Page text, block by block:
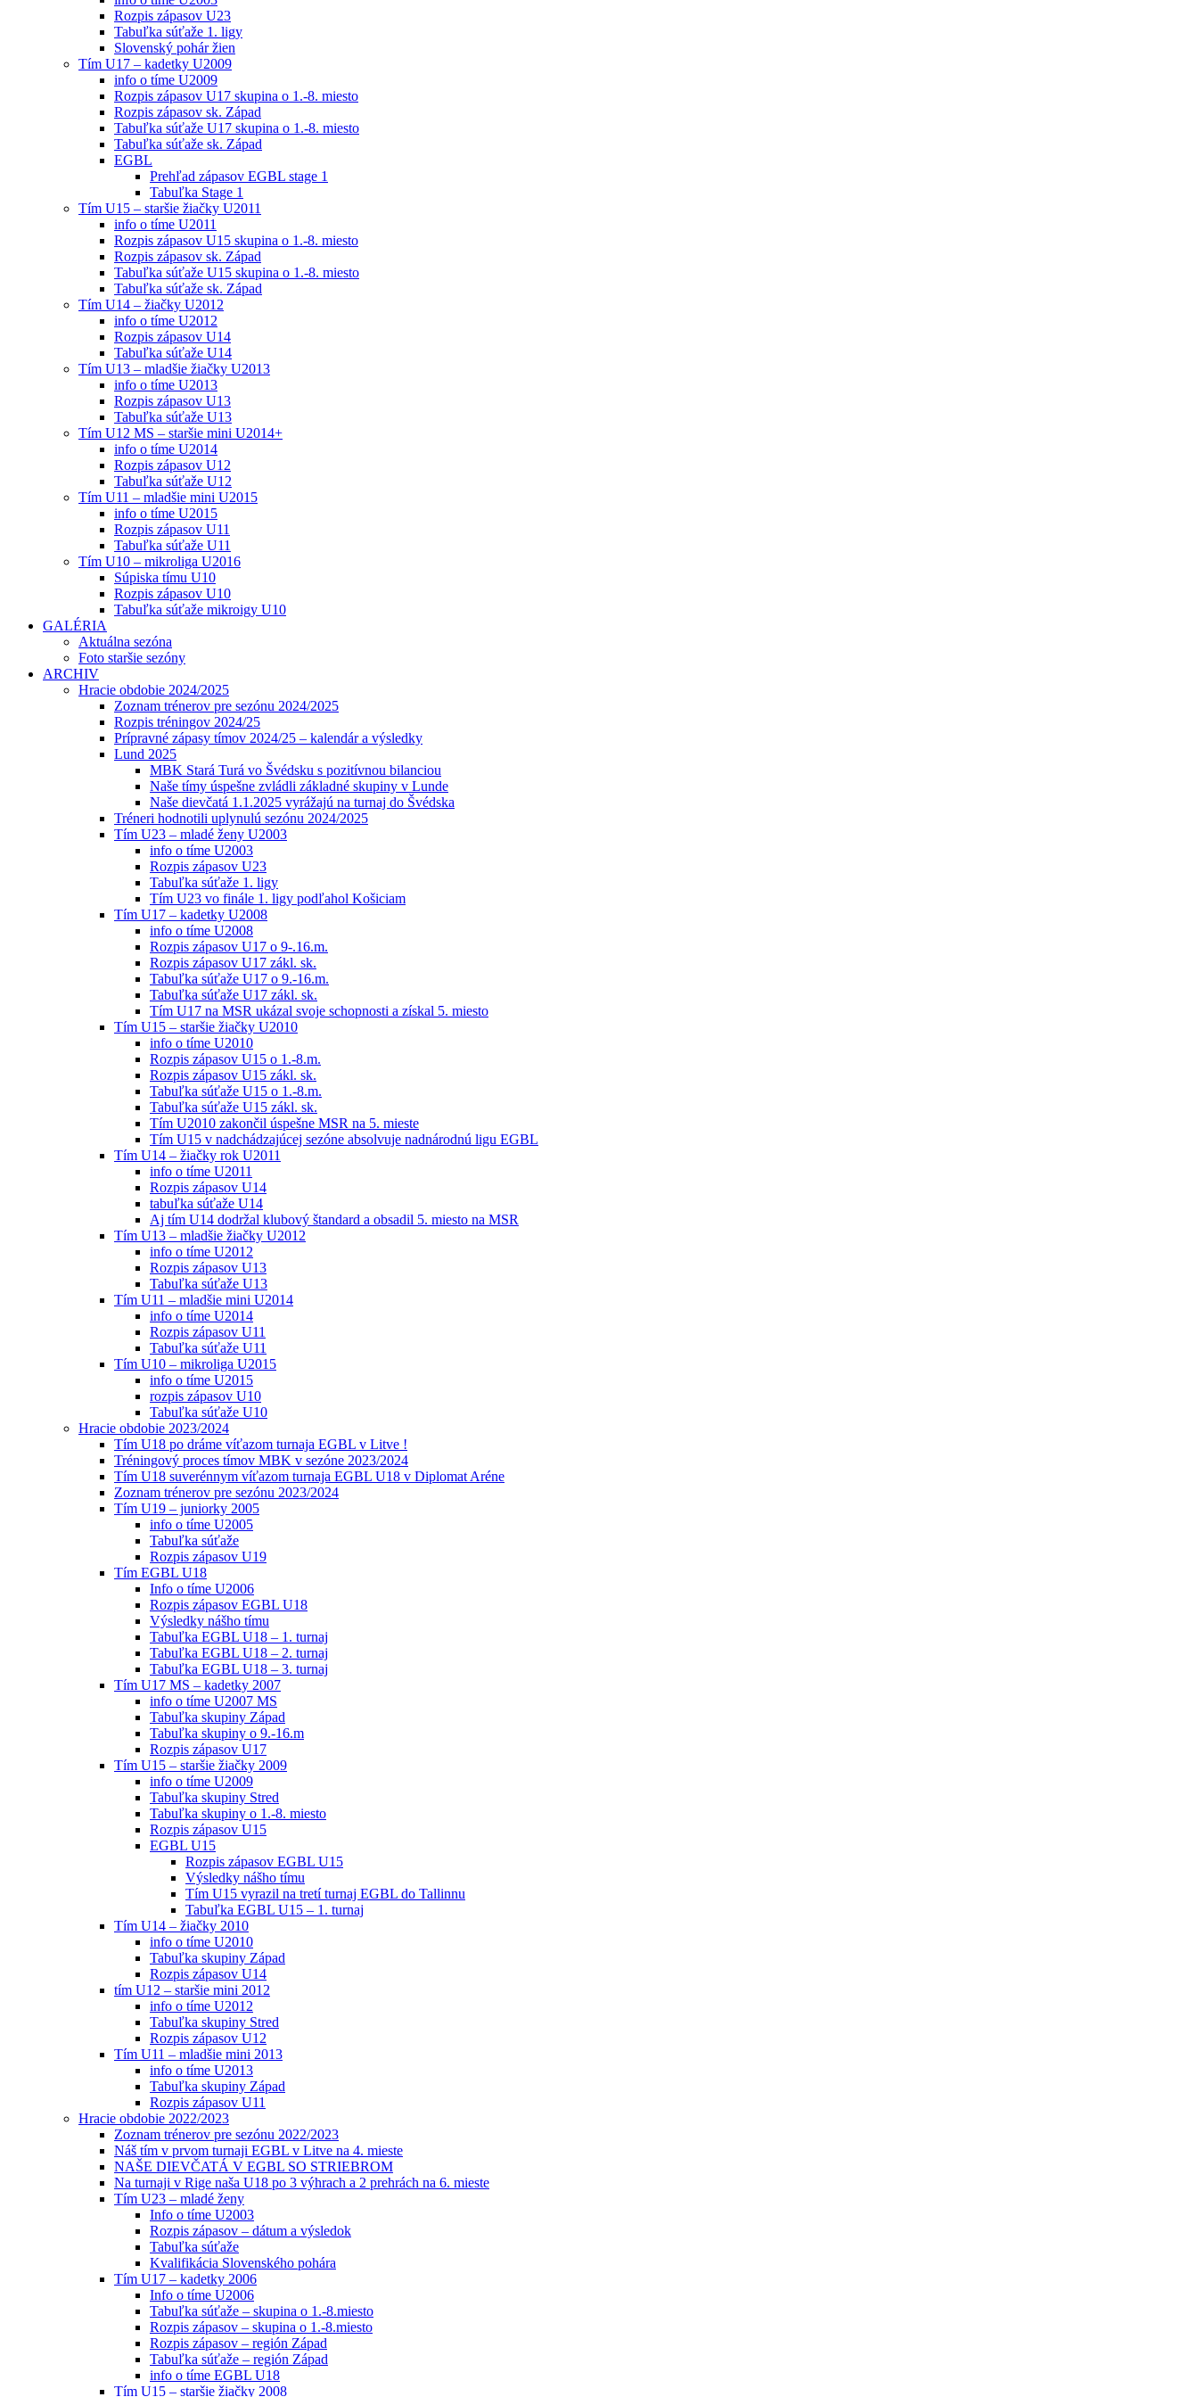
Rozpis zápasov U23
Tabuľka súťaže 1. ligy
Slovenský pohár žien
Tím U17 – kadetky U2009
info o tíme U2009
Rozpis zápasov U17 skupina o 1.-8. miesto
Rozpis zápasov sk. Západ
Tabuľka súťaže U17 skupina o 1.-8. miesto
Tabuľka súťaže sk. Západ
EGBL
Prehľad zápasov EGBL stage 1
Tabuľka Stage 1
Tím U15 – staršie žiačky U2011
info o tíme U2011
Rozpis zápasov U15 skupina o 1.-8. miesto
Rozpis zápasov sk. Západ
Tabuľka súťaže U15 skupina o 1.-8. miesto
Tabuľka súťaže sk. Západ
Tím U14 – žiačky U2012
info o tíme U2012
Rozpis zápasov U14
Tabuľka súťaže U14
Tím U13 – mladšie žiačky U2013
info o tíme U2013
Rozpis zápasov U13
Tabuľka súťaže U13
Tím U12 MS – staršie mini U2014+
info o tíme U2014
Rozpis zápasov U12
Tabuľka súťaže U12
Tím U11 – mladšie mini U2015
info o tíme U2015
Rozpis zápasov U11
Tabuľka súťaže U11
Tím U10 – mikroliga U2016
Súpiska tímu U10
Rozpis zápasov U10
Tabuľka súťaže mikroigy U10
GALÉRIA
Aktuálna sezóna
Foto staršie sezóny
ARCHIV
Hracie obdobie 2024/2025
Zoznam trénerov pre sezónu 2024/2025
Rozpis tréningov 2024/25
Prípravné zápasy tímov 2024/25 – kalendár a výsledky
Lund 2025
MBK Stará Turá vo Švédsku s pozitívnou bilanciou
Naše tímy úspešne zvládli základné skupiny v Lunde
Naše dievčatá 1.1.2025 vyrážajú na turnaj do Švédska
Tréneri hodnotili uplynulú sezónu 2024/2025
Tím U23 – mladé ženy U2003
info o tíme U2003
Rozpis zápasov U23
Tabuľka súťaže 1. ligy
Tím U23 vo finále 1. ligy podľahol Košiciam
Tím U17 – kadetky U2008
info o tíme U2008
Rozpis zápasov U17 o 9-.16.m.
Rozpis zápasov U17 zákl. sk.
Tabuľka súťaže U17 o 9.-16.m.
Tabuľka súťaže U17 zákl. sk.
Tím U17 na MSR ukázal svoje schopnosti a získal 5. miesto
Tím U15 – staršie žiačky U2010
info o tíme U2010
Rozpis zápasov U15 o 1.-8.m.
Rozpis zápasov U15 zákl. sk.
Tabuľka súťaže U15 o 1.-8.m.
Tabuľka súťaže U15 zákl. sk.
Tím U2010 zakončil úspešne MSR na 5. mieste
Tím U15 v nadchádzajúcej sezóne absolvuje nadnárodnú ligu EGBL
Tím U14 – žiačky rok U2011
info o tíme U2011
Rozpis zápasov U14
tabuľka súťaže U14
Aj tím U14 dodržal klubový štandard a obsadil 5. miesto na MSR
Tím U13 – mladšie žiačky U2012
info o tíme U2012
Rozpis zápasov U13
Tabuľka súťaže U13
Tím U11 – mladšie mini U2014
info o tíme U2014
Rozpis zápasov U11
Tabuľka súťaže U11
Tím U10 – mikroliga U2015
info o tíme U2015
rozpis zápasov U10
Tabuľka súťaže U10
Hracie obdobie 2023/2024
Tím U18 po dráme víťazom turnaja EGBL v Litve !
Tréningový proces tímov MBK v sezóne 2023/2024
Tím U18 suverénnym víťazom turnaja EGBL U18 v Diplomat Aréne
Zoznam trénerov pre sezónu 2023/2024
Tím U19 – juniorky 2005
info o tíme U2005
Tabuľka súťaže
Rozpis zápasov U19
Tím EGBL U18
Info o tíme U2006
Rozpis zápasov EGBL U18
Výsledky nášho tímu
Tabuľka EGBL U18 – 1. turnaj
Tabuľka EGBL U18 – 2. turnaj
Tabuľka EGBL U18 – 3. turnaj
Tím U17 MS – kadetky 2007
info o tíme U2007 MS
Tabuľka skupiny Západ
Tabuľka skupiny o 9.-16.m
Rozpis zápasov U17
Tím U15 – staršie žiačky 2009
info o tíme U2009
Tabuľka skupiny Stred
Tabuľka skupiny o 1.-8. miesto
Rozpis zápasov U15
EGBL U15
Rozpis zápasov EGBL U15
Výsledky nášho tímu
Tím U15 vyrazil na tretí turnaj EGBL do Tallinnu
Tabuľka EGBL U15 – 1. turnaj
Tím U14 – žiačky 2010
info o tíme U2010
Tabuľka skupiny Západ
Rozpis zápasov U14
tím U12 – staršie mini 2012
info o tíme U2012
Tabuľka skupiny Stred
Rozpis zápasov U12
Tím U11 – mladšie mini 2013
info o tíme U2013
Tabuľka skupiny Západ
Rozpis zápasov U11
Hracie obdobie 2022/2023
Zoznam trénerov pre sezónu 2022/2023
Náš tím v prvom turnaji EGBL v Litve na 4. mieste
NAŠE DIEVČATÁ V EGBL SO STRIEBROM
Na turnaji v Rige naša U18 po 3 výhrach a 2 prehrách na 6. mieste
Tím U23 – mladé ženy
Info o tíme U2003
Rozpis zápasov – dátum a výsledok
Tabuľka súťaže
Kvalifikácia Slovenského pohára
Tím U17 – kadetky 2006
Info o tíme U2006
Tabuľka súťaže – skupina o 1.-8.miesto
Rozpis zápasov – skupina o 1.-8.miesto
Rozpis zápasov – región Západ
Tabuľka súťaže – región Západ
info o tíme EGBL U18
Tím U15 – staršie žiačky 2008